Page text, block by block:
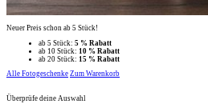
Neuer Preis schon ab 5 Stück!
ab 5 Stück: 5 % Rabatt
ab 10 Stück: 10 % Rabatt
ab 20 Stück: 15 % Rabatt
Alle Fotogeschenke Zum Warenkorb
Überprüfe deine Auswahl